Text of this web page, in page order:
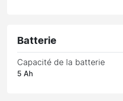
Batterie
Capacité de la batterie
5 Ah